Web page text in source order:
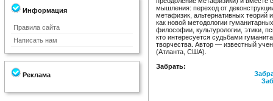
Информация
Правила сайта
Написать нам
Реклама
мышления: переход от
метафизик, альтернативных теорий
как новой методологии
философии, культурологии, этики,
кто интересуется судьбами
творчества. Автор — известный
(Атланта, США).
Забрать: